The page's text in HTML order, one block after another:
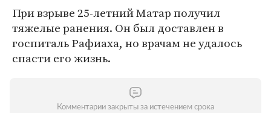
При взрыве 25-летний Матар получил
тяжелые ранения. Он был доставлен в
госпиталь Рафиаха, но врачам не удалось
спасти его жизнь.
Комментарии закрыты за истечением срока